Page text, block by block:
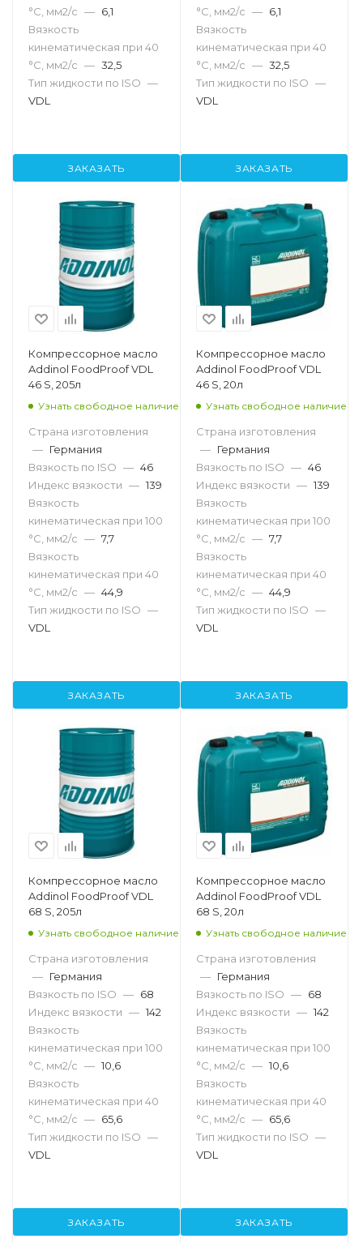
°С, мм2/с — 6,1
Вязкость
кинематическая при 40
°С, мм2/с — 32,5
Тип жидкости по ISO —
VDL
ЗАКАЗАТЬ
°С, мм2/с — 6,1
Вязкость
кинематическая при 40
°С, мм2/с — 32,5
Тип жидкости по ISO —
VDL
ЗАКАЗАТЬ
Компрессорное масло
Addinol FoodProof VDL
46 S, 205л
Узнать свободное наличие
Страна изготовления
— Германия
Вязкость по ISO — 46
Индекс вязкости — 139
Вязкость
кинематическая при 100
°С, мм2/с — 7,7
Вязкость
кинематическая при 40
°С, мм2/с — 44,9
Тип жидкости по ISO —
VDL
ЗАКАЗАТЬ
Компрессорное масло
Addinol FoodProof VDL
46 S, 20л
Узнать свободное наличие
Страна изготовления
— Германия
Вязкость по ISO — 46
Индекс вязкости — 139
Вязкость
кинематическая при 100
°С, мм2/с — 7,7
Вязкость
кинематическая при 40
°С, мм2/с — 44,9
Тип жидкости по ISO —
VDL
ЗАКАЗАТЬ
Компрессорное масло
Addinol FoodProof VDL
68 S, 205л
Узнать свободное наличие
Страна изготовления
— Германия
Вязкость по ISO — 68
Индекс вязкости — 142
Вязкость
кинематическая при 100
°С, мм2/с — 10,6
Вязкость
кинематическая при 40
°С, мм2/с — 65,6
Тип жидкости по ISO —
VDL
ЗАКАЗАТЬ
Компрессорное масло
Addinol FoodProof VDL
68 S, 20л
Узнать свободное наличие
Страна изготовления
— Германия
Вязкость по ISO — 68
Индекс вязкости — 142
Вязкость
кинематическая при 100
°С, мм2/с — 10,6
Вязкость
кинематическая при 40
°С, мм2/с — 65,6
Тип жидкости по ISO —
VDL
ЗАКАЗАТЬ